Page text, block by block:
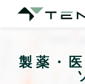
製薬・